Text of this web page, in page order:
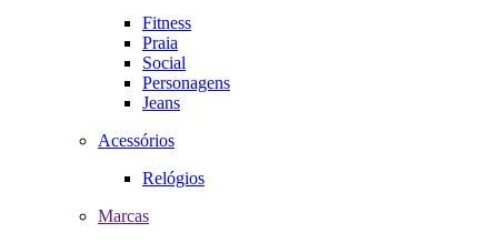
Fitness
Praia
Social
Personagens
Jeans
Acessórios
Relógios
Marcas